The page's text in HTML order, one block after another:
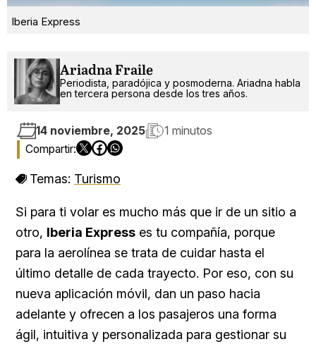
Iberia Express
Ariadna Fraile
Periodista, paradójica y posmoderna. Ariadna habla
en tercera persona desde los tres años.
14 noviembre, 2025 1 minutos
Temas: Turismo
Si para ti volar es mucho más que ir de un sitio a
otro, Iberia Express es tu compañía, porque
para la aerolínea se trata de cuidar hasta el
último detalle de cada trayecto. Por eso, con su
nueva aplicación móvil, dan un paso hacia
adelante y ofrecen a los pasajeros una forma
ágil, intuitiva y personalizada para gestionar su